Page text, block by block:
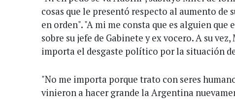
cosas que le presentó respecto al aumento de
en orden". "A mi me consta que es alguien que
sobre su jefe de Gabinete y ex vocero. A su
importa el desgaste político por la situación
"No me importa porque trato con seres
vinieron a hacer grande la Argentina